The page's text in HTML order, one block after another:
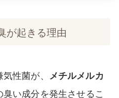
が起きる理由
性菌が、 メチルメルカ
臭い成分を発生させるこ